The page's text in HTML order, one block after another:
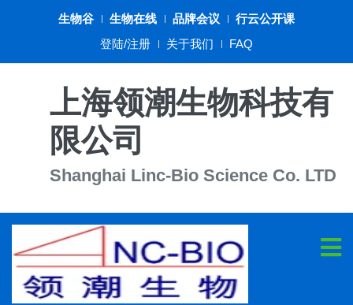
生物谷 生物在线 品牌会议
行云公开课
登陆/注册
关于我们 FAQ
上海领潮生物科技有
限公司
Shanghai Linc-Bio Science Co. LTD